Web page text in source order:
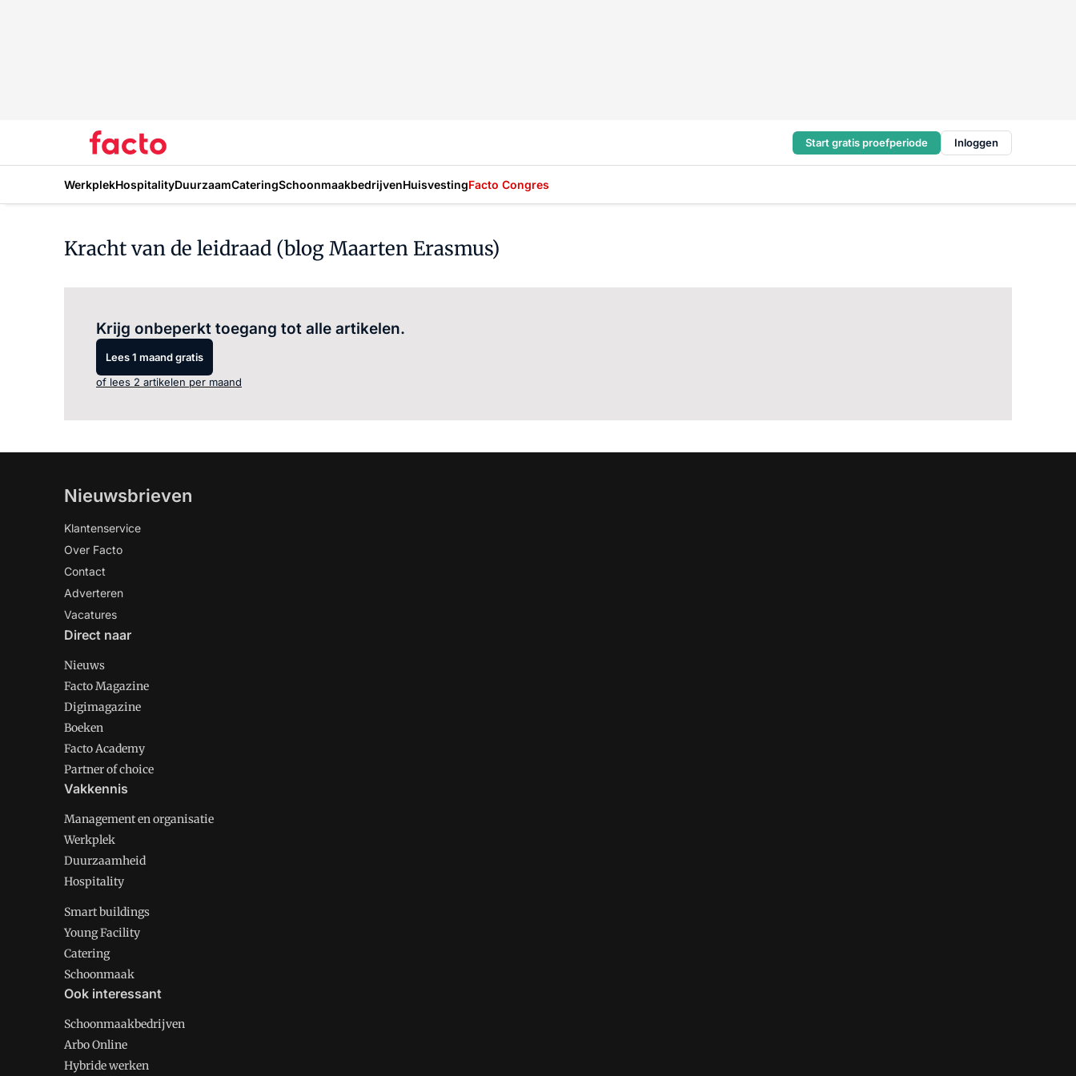
Start gratis proefperiode Inloggen
WerkplekHospitalityDuurzaamCateringSchoonmaakbedrijvenHuisvestingFacto Congres
Kracht van de leidraad (blog Maarten Erasmus)
Krijg onbeperkt toegang tot alle artikelen.
Lees 1 maand gratis
of lees 2 artikelen per maand
Nieuwsbrieven
Klantenservice
Over Facto
Contact
Adverteren
Vacatures
Direct naar
Nieuws
Facto Magazine
Digimagazine
Boeken
Facto Academy
Partner of choice
Vakkennis
Management en organisatie
Werkplek
Duurzaamheid
Hospitality
Smart buildings
Young Facility
Catering
Schoonmaak
Ook interessant
Schoonmaakbedrijven
Arbo Online
Hybride werken